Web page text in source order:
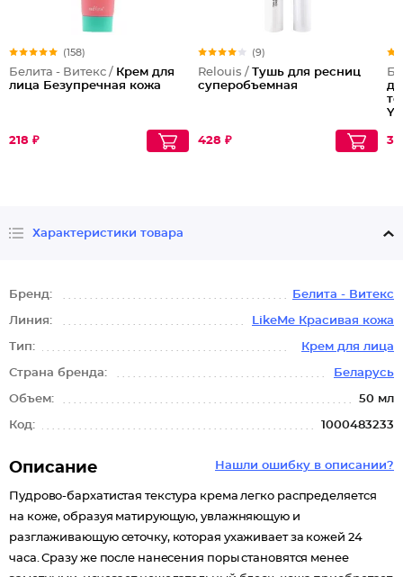
(158)
Белита - Витекс / Крем для
лица Безупречная кожа
218 ₽
(9)
Relouis / Тушь для ресниц
суперобъемная
428 ₽
Характеристики товара
Бренд: Белита - Витекс
Линия: LikeMe Красивая кожа
Тип: Крем для лица
Страна бренда: Беларусь
Объем: 50 мл
Код: 1000483233
Нашли ошибку в описании?
Описание
Пудрово-бархатистая текстура крема легко распределяется
на коже, образуя матирующую, увлажняющую и
разглаживающую сеточку, которая ухаживает за кожей 24
часа. Сразу же после нанесения поры становятся менее